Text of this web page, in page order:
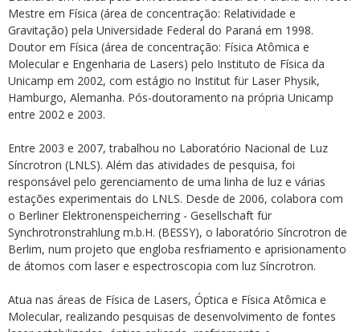
Mestre em Física (área de concentração: Relatividade e
Gravitação) pela Universidade Federal do Paraná em 1998.
Doutor em Física (área de concentração: Física Atômica e
Molecular e Engenharia de Lasers) pelo Instituto de Física da
Unicamp em 2002, com estágio no Institut für Laser Physik,
Hamburgo, Alemanha. Pós-doutoramento na própria Unicamp
entre 2002 e 2003.
Entre 2003 e 2007, trabalhou no Laboratório Nacional de Luz
Síncrotron (LNLS). Além das atividades de pesquisa, foi
responsável pelo gerenciamento de uma linha de luz e várias
estações experimentais do LNLS. Desde de 2006, colabora com
o Berliner Elektronenspeicherring - Gesellschaft für
Synchrotronstrahlung m.b.H. (BESSY), o laboratório Síncrotron de
Berlim, num projeto que engloba resfriamento e aprisionamento
de átomos com laser e espectroscopia com luz Síncrotron.
Atua nas áreas de Física de Lasers, Óptica e Física Atômica e
Molecular, realizando pesquisas de desenvolvimento de fontes